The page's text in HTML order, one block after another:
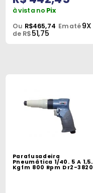
à vista no Pix
Ou R$465,74 Em até9X
de R$51,75
Parafusadeira
Pneumática 1/40. 5 A 1,5
Kgfm 800 Rpm Dr2-3820